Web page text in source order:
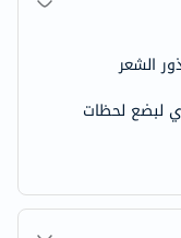
سم من جذور الشعر
لبضع لحظات